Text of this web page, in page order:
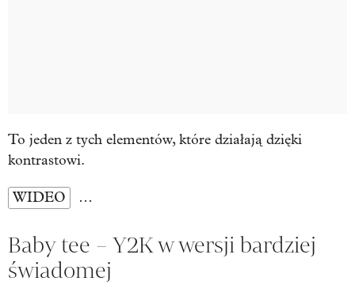
To jeden z tych elementów, które działają dzięki
kontrastowi.
WIDEO …
Baby tee – Y2K w wersji bardziej
świadomej